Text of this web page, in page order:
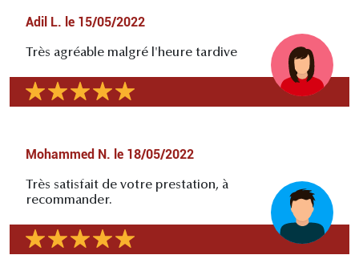
Adil L. le 15/05/2022
Très agréable malgré l'heure tardive
Mohammed N. le 18/05/2022
Très satisfait de votre prestation, à
recommander.